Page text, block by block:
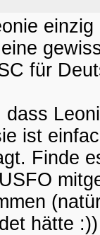
für
ist
Finde
hätte :))